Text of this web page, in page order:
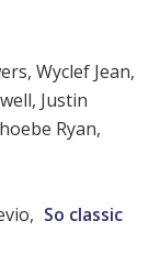
Wyclef Jean,
Justin
Ryan,
So classic